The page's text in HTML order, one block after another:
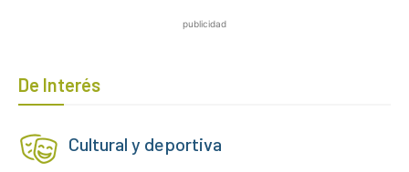
publicidad
De Interés
Cultural y deportiva